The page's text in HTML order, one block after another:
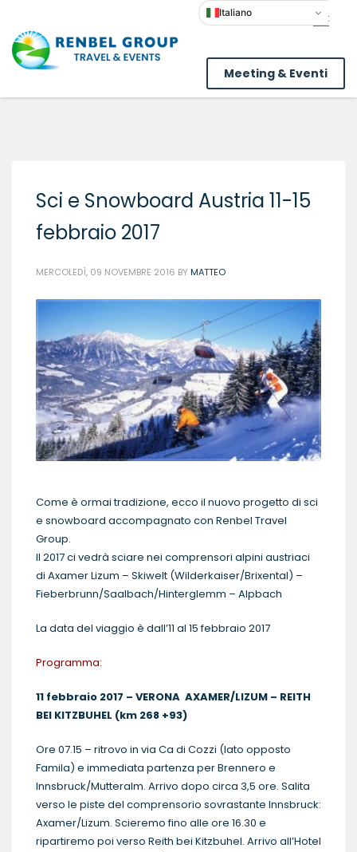
Meeting & Eventi
Sci e Snowboard Austria 11-15
febbraio 2017
MERCOLEDÌ, 09 NOVEMBRE 2016 BY MATTEO
Come è ormai tradizione, ecco il nuovo progetto di sci
e snowboard accompagnato con Renbel Travel
Group.
Il 2017 ci vedrà sciare nei comprensori alpini austriaci
di Axamer Lizum – Skiwelt (Wilderkaiser/Brixental) –
Fieberbrunn/Saalbach/Hinterglemm – Alpbach
La data del viaggio è dall’11 al 15 febbraio 2017
Programma:
11 febbraio 2017 – VERONA AXAMER/LIZUM – REITH
BEI KITZBUHEL (km 268 +93)
Ore 07.15 – ritrovo in via Ca di Cozzi (lato opposto
Famila) e immediata partenza per Brennero e
Innsbruck/Mutteralm. Arrivo dopo circa 3,5 ore. Salita
verso le piste del comprensorio sovrastante Innsbruck:
Axamer/Lizum. Scieremo fino alle ore 16.30 e
ripartiremo poi verso Reith bei Kitzbuhel. Arrivo all’Hotel
Italiano